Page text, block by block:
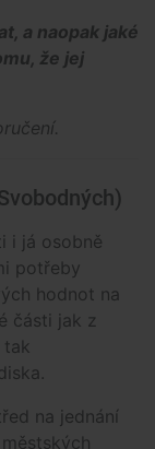
a naopak jaké
že jej
i já osobně
potřeby
hodnot na
části jak z
na jednání